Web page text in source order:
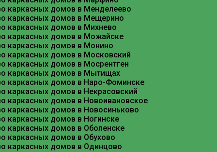
каркасных домов в Менделеево
каркасных домов в Мещерино
каркасных домов в Михнево
каркасных домов в Можайске
каркасных домов в Монино
каркасных домов в Московский
каркасных домов в Мосрентген
каркасных домов в Мытищах
каркасных домов в Наро-Фоминске
каркасных домов в Некрасовский
каркасных домов в Новоивановское
каркасных домов в Новосиньково
каркасных домов в Ногинске
каркасных домов в Оболенске
каркасных домов в Обухово
каркасных домов в Одинцово
Базовые цены
Стоимость каркасного дома площадью около
кровля (ондулин), окна и двери, а также
Дополнительные расходы
Опытные строители рекомендуют закладывать
Замена древесины естественной
Усиление фундамента или использование
Замена оконного профиля (с деревянных
Строительная бытовка для рабочих — от 26
Жизнь в каркасном доме отзывы и